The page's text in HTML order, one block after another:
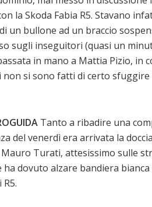
la Skoda Fabia R5. Stavano
un bullone ad un braccio
sugli inseguitori (quasi un
in mano a Mattia Pizio, in
si sono fatti di certo sfuggire
Tanto a ribadire una
del venerdì era arrivata la
Turati, attesissimo sulle
ha dovuto alzare bandiera